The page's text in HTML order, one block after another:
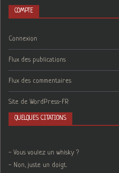
COMPTE
Connexion
Flux des publications
Flux des commentaires
Site de WordPress-FR
QUELQUES CITATIONS
- Vous voulez un whisky ?
- Non, juste un doigt.